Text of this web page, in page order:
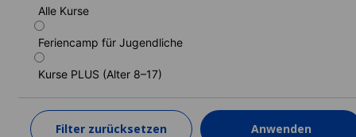
Alle Kurse
Feriencamp für Jugendliche
Kurse PLUS (Alter 8–17)
Filter zurücksetzen Anwenden
Standardprogramm Spanisch (Wohnheim)
(12-17 Jahre)
Dauer: 1 - 6 Wochen
Lernstufen: Anfänger bis Muttersprachenniveau (C2)
1.390 EUR